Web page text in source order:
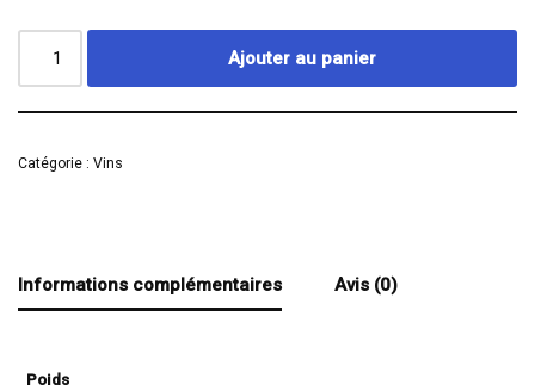
Ajouter au panier
Catégorie : Vins
Informations complémentaires Avis (0)
Poids